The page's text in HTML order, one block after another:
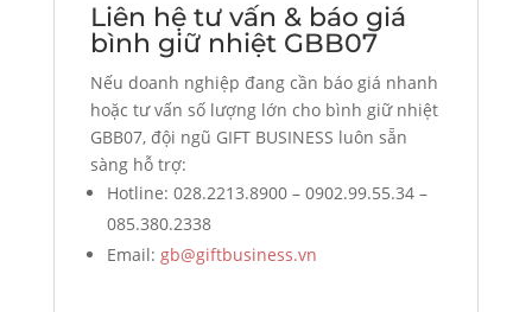
Liên hệ tư vấn & báo giá
bình giữ nhiệt GBB07
Nếu doanh nghiệp đang cần báo giá nhanh
hoặc tư vấn số lượng lớn cho bình giữ nhiệt
GBB07, đội ngũ GIFT BUSINESS luôn sẵn
sàng hỗ trợ:
Hotline: 028.2213.8900 – 0902.99.55.34 –
085.380.2338
Email: gb@giftbusiness.vn